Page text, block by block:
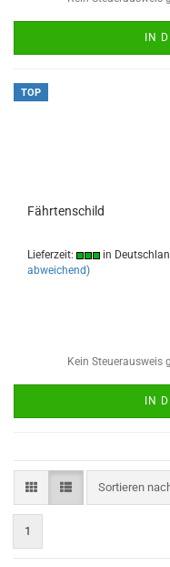
IN
TOP
Fährtenschild
Lieferzeit: in
abweichend)
Kein Steuerausweis
IN
Sortieren
Sortieren
1